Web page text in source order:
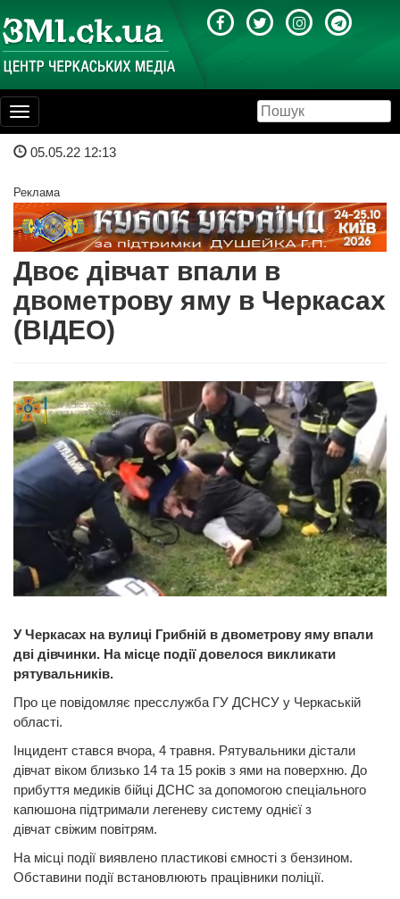
Toggle
navigation
05.05.22 12:13
Реклама
Двоє дівчат впали в
двометрову яму в Черкасах
(ВІДЕО)
У Черкасах на вулиці Грибній в двометрову яму впали
дві дівчинки. На місце події довелося викликати
рятувальників.
Про це повідомляє пресслужба ГУ ДСНСУ у Черкаській
області.
Інцидент стався вчора, 4 травня. Рятувальники дістали
дівчат віком близько 14 та 15 років з ями на поверхню. До
прибуття медиків бійці ДСНС за допомогою спеціального
капюшона підтримали легеневу систему однієї з
дівчат свіжим повітрям.
На місці події виявлено пластикові ємності з бензином.
Обставини події встановлюють працівники поліції.